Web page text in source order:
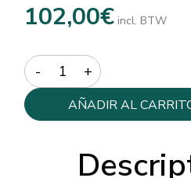
102,00€ incl. BTW
Quantity
AÑADIR AL